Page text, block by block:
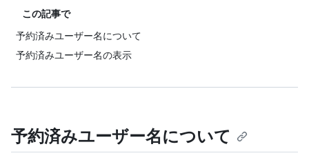
この記事で
予約済みユーザー名について
予約済みユーザー名の表示
予約済みユーザー名について